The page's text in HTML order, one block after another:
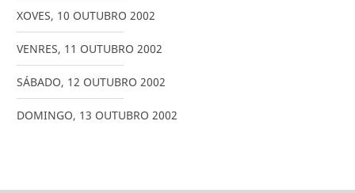
XOVES, 10 OUTUBRO 2002
VENRES, 11 OUTUBRO 2002
SÁBADO, 12 OUTUBRO 2002
DOMINGO, 13 OUTUBRO 2002